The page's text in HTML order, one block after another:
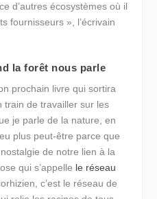
d’autres écosystèmes où il
fournisseurs », l’écrivain
la forêt nous parle
prochain livre qui sortira
train de travailler sur les
je parle de la nature, en
plus peut-être parce que
de notre lien à la
qui s’appelle le réseau
c’est le réseau de